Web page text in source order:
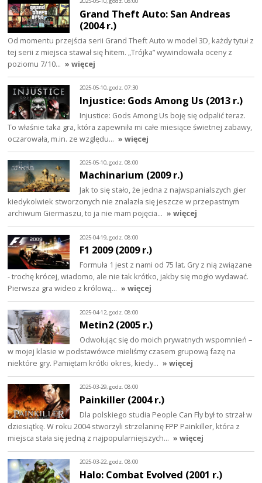
Grand Theft Auto: San Andreas
(2004 r.)
Od momentu przejścia serii Grand Theft Auto w model 3D, każdy tytuł z
tej serii z miejsca stawał się hitem. „Trójka” wywindowała oceny z
poziomu 7/10… » więcej
2025-05-10, godz. 07:30
Injustice: Gods Among Us (2013 r.)
Injustice: Gods Among Us boję się odpalić teraz.
To właśnie taka gra, która zapewniła mi całe miesiące świetnej zabawy,
oczarowała, m.in. ze względu… » więcej
2025-05-10, godz. 08:00
Machinarium (2009 r.)
Jak to się stało, że jedna z najwspanialszych gier
kiedykolwiek stworzonych nie znalazła się jeszcze w przepastnym
archiwum Giermaszu, to ja nie mam pojęcia… » więcej
2025-04-19, godz. 08:00
F1 2009 (2009 r.)
Formuła 1 jest z nami od 75 lat. Gry z nią związane
- trochę krócej, wiadomo, ale nie tak krótko, jakby się mogło wydawać.
Pierwsza gra wideo z królową… » więcej
2025-04-12, godz. 08:00
Metin2 (2005 r.)
Odwołując się do moich prywatnych wspomnień –
w mojej klasie w podstawówce mieliśmy czasem grupową fazę na
niektóre gry. Pamiętam krótki okres, kiedy… » więcej
2025-03-29, godz. 08:00
Painkiller (2004 r.)
Dla polskiego studia People Can Fly był to strzał w
dziesiątkę. W roku 2004 stworzyli strzelaninę FPP Painkiller, która z
miejsca stała się jedną z najpopularniejszych… » więcej
2025-03-22, godz. 08:00
Halo: Combat Evolved (2001 r.)